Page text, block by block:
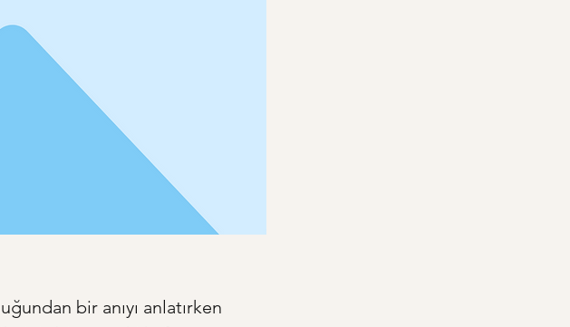
bir anıyı anlatırken